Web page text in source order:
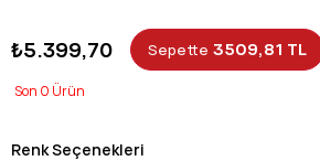
₺5.399,70 Sepette 3509,81 TL
0
Renk Seçenekleri